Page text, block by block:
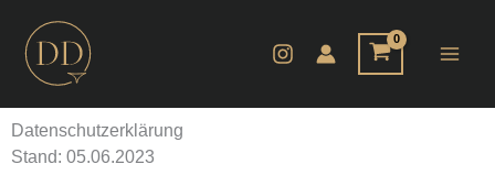
Inhalt
springen
Datenschutzerklärung
Stand: 05.06.2023